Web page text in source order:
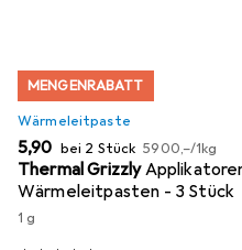
MENGENRABATT
Wärmeleitpaste
EUR
5,90 bei 2 Stück EUR
5900,–/1kg
Thermal Grizzly
Wärmeleitpasten - 3 Stück
1 g